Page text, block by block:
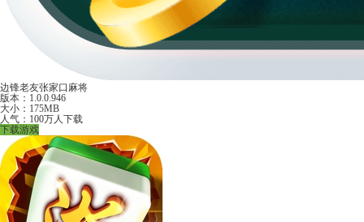
边锋老友张家口麻将
版本：1.0.0.946
大小：175MB
人气：100万人下载
下载游戏